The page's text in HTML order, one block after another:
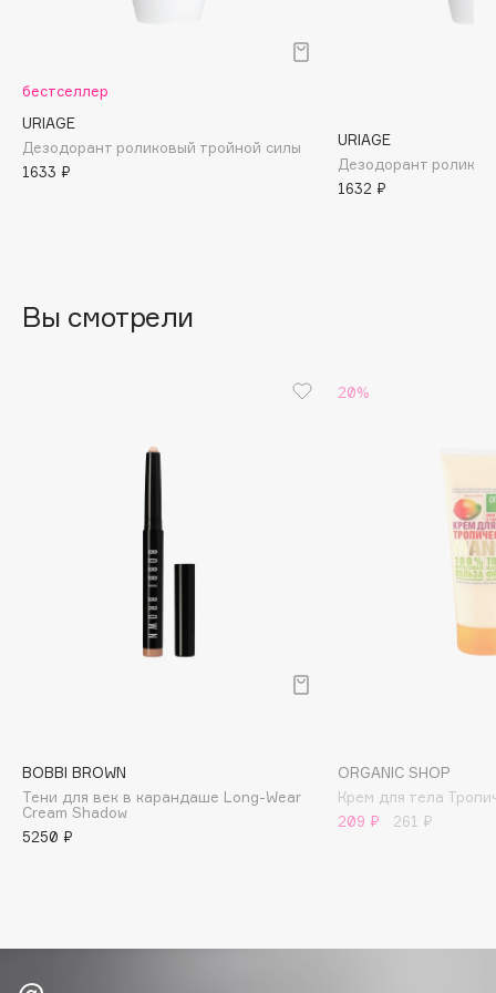
Baffy
Balmain Hair Couture
Banderas
Beautyblades
НОВИНКА
Boadicea The Victorious
Brunello Cucinelli
Bvlgari
by TERRY
бестселлер
URIAGE
Дезодорант роликовый тройной силы
1633 ₽
URIAGE
Дезодорант
1632 ₽
Вы смотрели
BOBBI BROWN
Тени для век в карандаше Long-Wear
Cream Shadow
5250 ₽
20%
ORGANIC SHOP
Крем для тела
209 ₽
261 ₽